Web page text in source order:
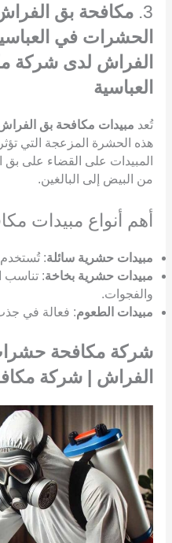
3. مكافحة بق
الحشرات في
الفراش لدى شركة
العباسية
تُعد مبيدات مكافحة بق
هذه الحشرة المزعجة التي
المبيدات على القضاء على
من البيض إلى البالغين.
أهم أنواع مبيدات
مبيدات حشرية سائلة:
مبيدات حشرية بخاخة: تناسب
والفجوات.
مبيدات الطعوم: فعالة في
شركة مكافحة
الفراش | شركة